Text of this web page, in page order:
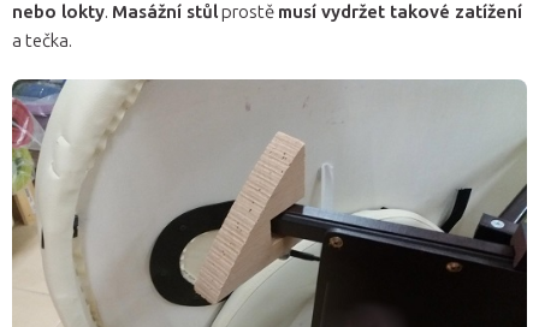
nebo lokty. Masážní stůlprostě musí vydržet takové zatížení
a tečka.